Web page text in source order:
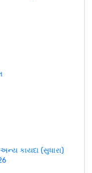
કાયદા (સુધારા)